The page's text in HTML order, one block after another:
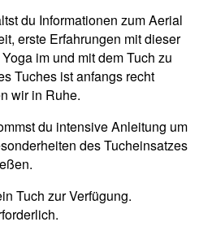
du Informationen zum Aerial
erste Erfahrungen mit dieser
im und mit dem Tuch zu
Tuches ist anfangs recht
wir in Ruhe.
du intensive Anleitung um
des Tucheinsatzes
Tuch zur Verfügung.